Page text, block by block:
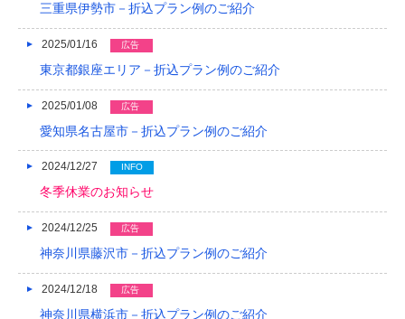
2013/03
2013/02
2013/01
2012/12
2012/11
2012/10
2012/08
三重県伊勢市－折込プラン例のご紹介
2025/01/16 広告
東京都銀座エリア－折込プラン例のご紹介
2025/01/08 広告
愛知県名古屋市－折込プラン例のご紹介
2024/12/27 INFO
冬季休業のお知らせ
2024/12/25 広告
神奈川県藤沢市－折込プラン例のご紹介
2024/12/18 広告
神奈川県横浜市－折込プラン例のご紹介